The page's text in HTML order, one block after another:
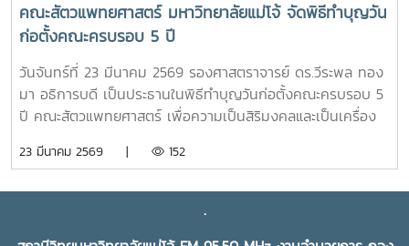
คณะสัตวแพทยศาสตร์ มหาวิทยาลัยแม่โจ้ จัดพิธีทำบุญวัน
ก่อตั้งคณะครบรอบ 5 ปี
วันจันทร์ที่ 23 มีนาคม 2569 รองศาสตราจารย์ ดร.วีระพล ทอง
มา อธิการบดี เป็นประธานในพิธีทำบุญวันก่อตั้งคณะครบรอบ 5
ปี คณะสัตวแพทยศาสตร์ เพื่อความเป็นสิริมงคลและเป็นเครื่อง
โอกาสนี้ได้รับเกียรติจาก ผู้บริหารมหาวิทยาลัย ผู้บริหารคณะสัตว
23 มีนาคม 2569 | 152
.